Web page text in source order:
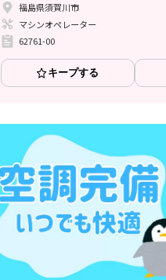
福島県須賀川市
マシンオペレーター
62761-00
キープする